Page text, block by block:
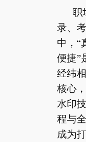
职
录、
中，“
便捷”
经纬
核心
水印
程与
成为